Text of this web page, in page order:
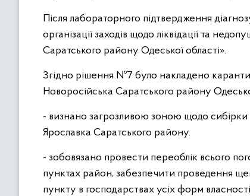
Після лабораторного підтвердження
організації заходів щодо ліквідації та
Саратського району Одеської області».
Згідно рішення №7 було накладено
Новоросійська Саратського району
- визнано загрозливою зоною щодо сибірки
Ярославка Саратського району.
- зобовязано провести переоблік всього
пунктах район, забезпечити проведення
пункту в господарствах усіх форм